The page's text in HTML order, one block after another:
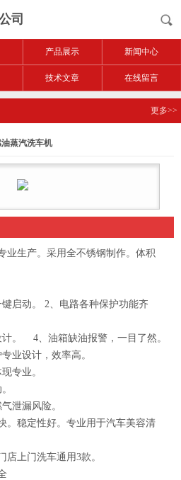
司
产品展示 新闻中心
技术文章 在线留言
更多>>
蒸汽洗车机
业生产。采用全不锈钢制作。体积
启动。 2 、电路各种保护功能齐
。 4 、油箱缺油报警，一目了然。
业设计，效率高。
专业。
泄漏风险。
。稳定性好。专业用于汽车美容清
店上门洗车通用3款。